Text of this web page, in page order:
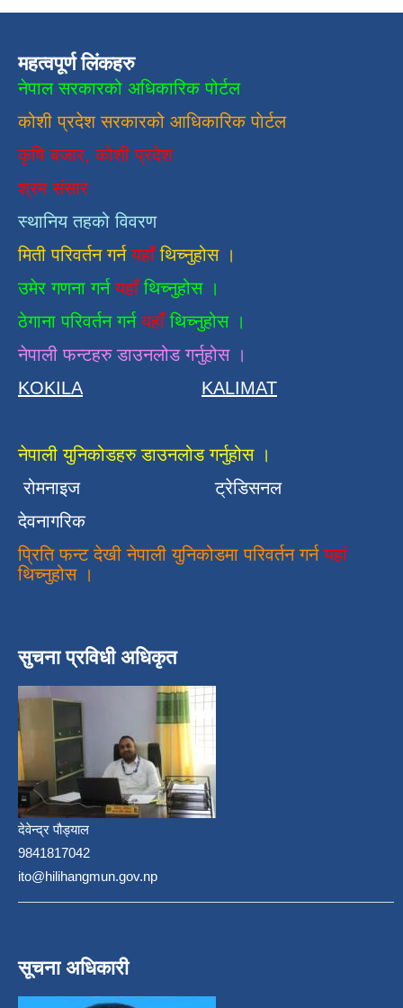
महत्वपूर्ण लिंकहरु
नेपाल सरकारको अधिकारिक पोर्टल
कोशी प्रदेश सरकारको आधिकारिकपाेर्टल
कृषि बजार, कोशी प्रदेश
श्रम संसार
स्थानिय तहको विवरण
मिती परिवर्तन गर्न यहाँ थिच्नुहोस ।
उमेर गणना गर्नयहाँथिच्नुहोस ।
ठेगाना परिवर्तन गर्नयहाँ थिच्नुहोस ।
नेपाली फन्टहरु डाउनलोड गर्नुहोस ।
KOKILA
KALIMAT
नेपाली युनिकोडहरु डाउनलोड गर्नुहोस ।
रोमनाइज
ट्रेडिसनल
देवनागरिक
प्रिति फन्ट देखी नेपाली युनिकोडमा परिवर्तन गर्न यहां
थिच्नुहोस ।
सुचना प्रविधी अधिकृत
देवेन्द्र पौड्याल
9841817042
ito@hilihangmun.gov.np
सूचना अधिकारी